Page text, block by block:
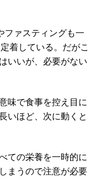
ファスティングも一
着している。だがこ
いいが、必要がない
味で食事を控え目に
いほど、次に動くと
ての栄養を一時的に
まうので注意が必要